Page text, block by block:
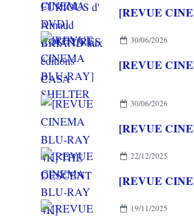
30/06/2026
30/06/2026
22/12/2025
19/11/2025